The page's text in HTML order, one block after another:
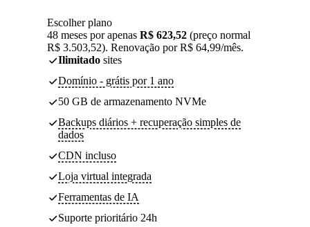
Escolher plano
48 meses por apenas R$ 623,52 (preço normal
R$ 3.503,52). Renovação por R$ 64,99/mês.
Ilimitado sites
Domínio - grátis por 1 ano
50 GB de armazenamento NVMe
Backups diários + recuperação simples de
dados
CDN incluso
Loja virtual integrada
Ferramentas de IA
Suporte prioritário 24h